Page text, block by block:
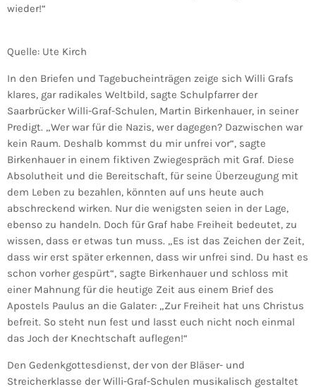
wieder!“
Quelle: Ute Kirch
In den Briefen und Tagebucheinträgen zeige sich Willi Grafs
klares, gar radikales Weltbild, sagte Schulpfarrer der
Saarbrücker Willi-Graf-Schulen, Martin Birkenhauer, in seiner
Predigt. „Wer war für die Nazis, wer dagegen? Dazwischen war
kein Raum. Deshalb kommst du mir unfrei vor“, sagte
Birkenhauer in einem fiktiven Zwiegespräch mit Graf. Diese
Absolutheit und die Bereitschaft, für seine Überzeugung mit
dem Leben zu bezahlen, könnten auf uns heute auch
abschreckend wirken. Nur die wenigsten seien in der Lage,
ebenso zu handeln. Doch für Graf habe Freiheit bedeutet, zu
wissen, dass er etwas tun muss. „Es ist das Zeichen der Zeit,
dass wir erst später erkennen, dass wir unfrei sind. Du hast es
schon vorher gespürt“, sagte Birkenhauer und schloss mit
einer Mahnung für die heutige Zeit aus einem Brief des
Apostels Paulus an die Galater: „Zur Freiheit hat uns Christus
befreit. So steht nun fest und lasst euch nicht noch einmal
das Joch der Knechtschaft auflegen!“
Den Gedenkgottesdienst, der von der Bläser- und
Streicherklasse der Willi-Graf-Schulen musikalisch gestaltet